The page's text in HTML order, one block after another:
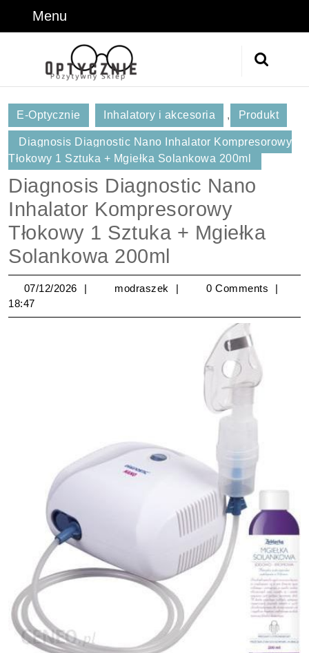
Menu
E-Optycznie Inhalatory i akcesoria , Produkt
Diagnosis Diagnostic Nano Inhalator Kompresorowy
Tłokowy 1 Sztuka + Mgiełka Solankowa 200ml
Diagnosis Diagnostic Nano
Inhalator Kompresorowy
Tłokowy 1 Sztuka + Mgiełka
Solankowa 200ml
07/12/2026 07/12/2026
modraszek modraszek
0 Comments
18:47